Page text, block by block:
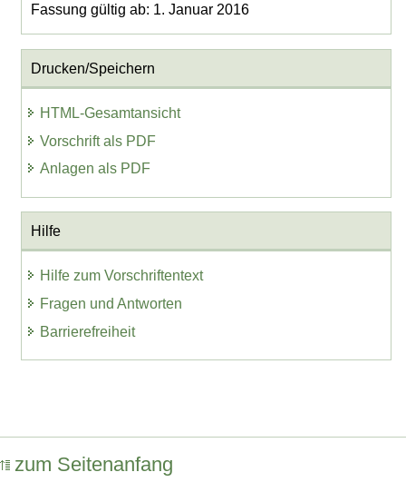
Fassung gültig ab: 1. Januar 2016
Drucken/Speichern
HTML-Gesamtansicht
Vorschrift als PDF
Anlagen als PDF
Hilfe
Hilfe zum Vorschriftentext
Fragen und Antworten
Barrierefreiheit
zum Seitenanfang